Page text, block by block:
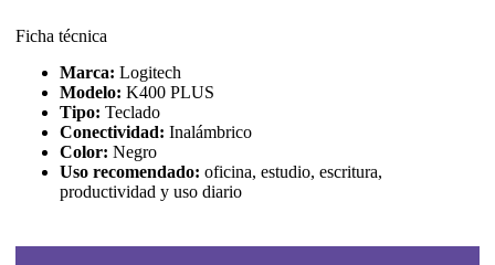
Ficha técnica
Marca: Logitech
Modelo: K400 PLUS
Tipo: Teclado
Conectividad: Inalámbrico
Color: Negro
Uso recomendado: oficina, estudio, escritura,
productividad y uso diario